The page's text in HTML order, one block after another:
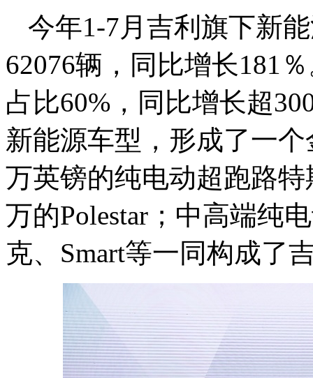
今年1-7月吉利旗下新
62076辆，同比增长181
占比60%，同比增长超
新能源车型，形成了一
万英镑的纯电动超跑路
万的Polestar；中高端纯
克、Smart等一同构成了